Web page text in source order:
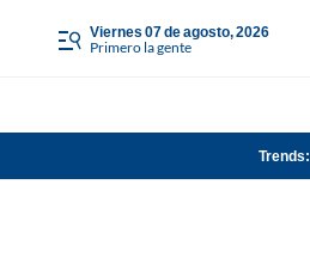
viernes 07 de agosto, 2026
Primero la gente
Trends: